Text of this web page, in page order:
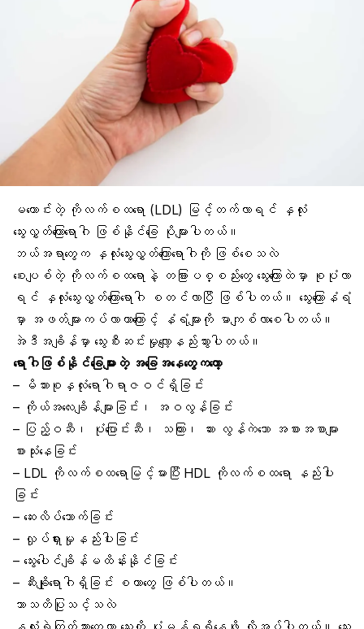
မကောင်းတဲ့ကိုလက်စထရော (LDL) မြင့်တက်လာရင် နှလုံး
သွေးလွှတ်ကြောရောဂါ ဖြစ်နိုင်ခြေ ပိုများပါတယ်။
ဘယ်အရာတွေက နှလုံးသွေးလွှတ်ကြောရောဂါကို ဖြစ်စေသလဲ
စေးပျစ်တဲ့ ကိုလက်စထရောနဲ့ တခြားပစ္စည်းတွေ သွေးကြောထဲမှာ စုပုံလာ
ရင် နှလုံးသွေးလွှတ်ကြောရောဂါ စတင်လာပြီ ဖြစ်ပါတယ်။ သွေးကြောနံရံ
မှာ အဖတ်များကပ်လာတာကြောင့် နံရံများကို မာကျစ်လာစေပါတယ်။
အဲဒီအချိန်မှာ သွေးစီးဆင်းမှုလျော့နည်းသွားပါတယ်။
ရောဂါဖြစ်နိုင်ခြေများတဲ့ အခြေအနေတွေကတော့
– မိသားစုနှလုံးရောဂါရာဇဝင်ရှိခြင်း
– ကိုယ်အလေးချိန်များခြင်း၊ အဝလွန်ခြင်း
– ပြည့်ဝဆီ၊ ပုံပြောင်းဆီ၊ သကြား၊ ဆား လွန်ကဲသော အစားအစာများ
စားသုံးနေခြင်း
– LDL ကိုလက်စထရောမြင့်မားပြီး HDL ကိုလက်စထရော နည်းပါး
ခြင်း
– ဆေးလိပ်သောက်ခြင်း
– လှုပ်ရှားမှုနည်းပါးခြင်း
– သွေးပေါင်ချိန်မထိန်းနိုင်ခြင်း
– ဆီးချိုရောဂါရှိခြင်း စတာတွေ ဖြစ်ပါတယ်။
ဘာသတိပြုသင့်သလဲ